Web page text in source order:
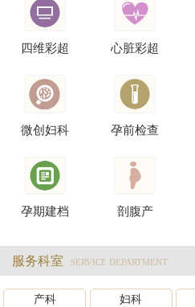
四维彩超 心脏彩超
微创妇科 孕前检查
孕期建档 剖腹产
服务科室 SERVICE DEPARTMENT
产科 妇科